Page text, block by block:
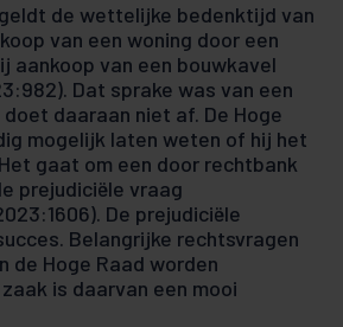
de wettelijke bedenktijd van
van een woning door een
aankoop van een bouwkavel
Dat sprake was van een
daaraan niet af. De Hoge
mogelijk laten weten of hij het
gaat om een door rechtbank
prejudiciële vraag
De prejudiciële
Belangrijke rechtsvragen
de Hoge Raad worden
is daarvan een mooi